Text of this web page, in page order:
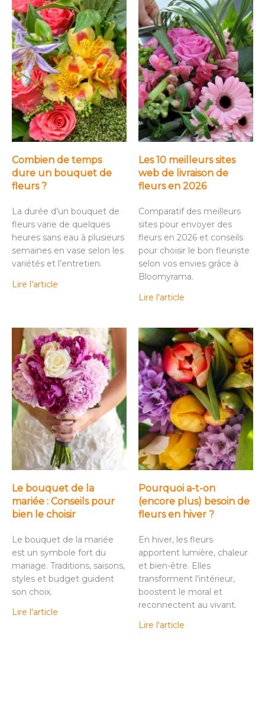
Combien de temps
dure un bouquet de
fleurs ?
La durée d’un bouquet de
fleurs varie de quelques
heures sans eau à plusieurs
semaines en vase selon les
variétés et l’entretien.
Lire l'article
Les 10 meilleurs sites
web de livraison de
fleurs en 2026
Comparatif des meilleurs
sites pour envoyer des
fleurs en 2026 et conseils
pour choisir le bon fleuriste
selon vos envies grâce à
Bloomyrama.
Lire l'article
Le bouquet de la
mariée : Conseils pour
bien le choisir
Le bouquet de la mariée
est un symbole fort du
mariage. Traditions, saisons,
styles et budget guident
son choix.
Lire l'article
Pourquoi a-t-on
(encore plus) besoin de
fleurs en hiver ?
En hiver, les fleurs
apportent lumière, chaleur
et bien-être. Elles
transforment l’intérieur,
boostent le moral et
reconnectent au vivant.
Lire l'article